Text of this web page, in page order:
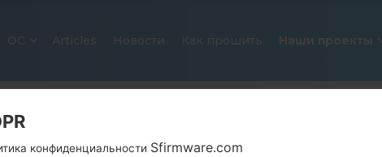
Новости Как прошить Наши проекты
конфиденциальности Sfirmware.com